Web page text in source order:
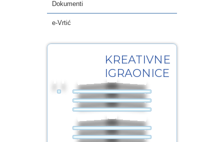
Dokumenti
e-Vrtić
KREATIVNE
IGRAONICE